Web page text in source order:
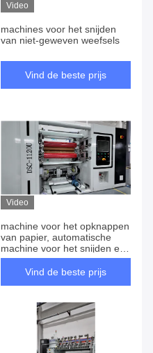
Video
machines voor het snijden
van niet-geweven weefsels
Vind de beste prijs
Video
machine voor het opknappen
van papier, automatische
machine voor het snijden en
opknappen van papier
Vind de beste prijs